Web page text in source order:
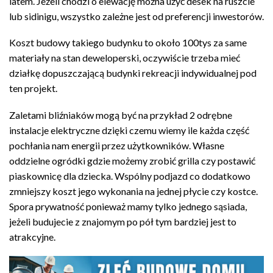
lub sidinigu, wszystko zależne jest od preferencji inwestorów.
Koszt budowy takiego budynku to około 100tys za same
materiały na stan deweloperski, oczywiście trzeba mieć
działkę dopuszczającą budynki rekreacji indywidualnej pod
ten projekt.
Zaletami bliźniaków mogą być na przykład 2 odrębne
instalacje elektryczne dzięki czemu wiemy ile każda część
pochłania nam energii przez użytkowników. Własne
oddzielne ogródki gdzie możemy zrobić grilla czy postawić
piaskownicę dla dziecka. Wspólny podjazd co dodatkowo
zmniejszy koszt jego wykonania na jednej płycie czy kostce.
Spora prywatność ponieważ mamy tylko jednego sąsiada,
jeżeli budujecie z znajomym po pół tym bardziej jest to
atrakcyjne.